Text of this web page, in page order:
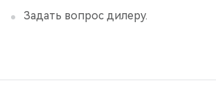
Задать вопрос дилеру.